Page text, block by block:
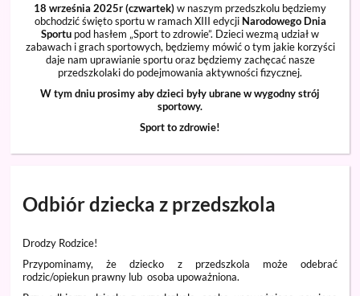
18 września 2025r (czwartek)w naszym przedszkolu będziemy
obchodzić święto sportu w ramach XIII edycji Narodowego Dnia
Sportu pod hasłem „Sport to zdrowie”. Dzieci wezmą udział w
zabawach i grach sportowych, będziemy mówić o tym jakie korzyści
daje nam uprawianie sportu oraz będziemy zachęcać nasze
przedszkolaki do podejmowania aktywności fizycznej.
W tym dniu prosimy aby dzieci były ubrane w wygodny strój
sportowy.
Sport to zdrowie!
Odbiór dziecka z przedszkola
Drodzy Rodzice!
Przypominamy, że dziecko z przedszkola może odebrać
rodzic/opiekun prawny lub osoba upoważniona.